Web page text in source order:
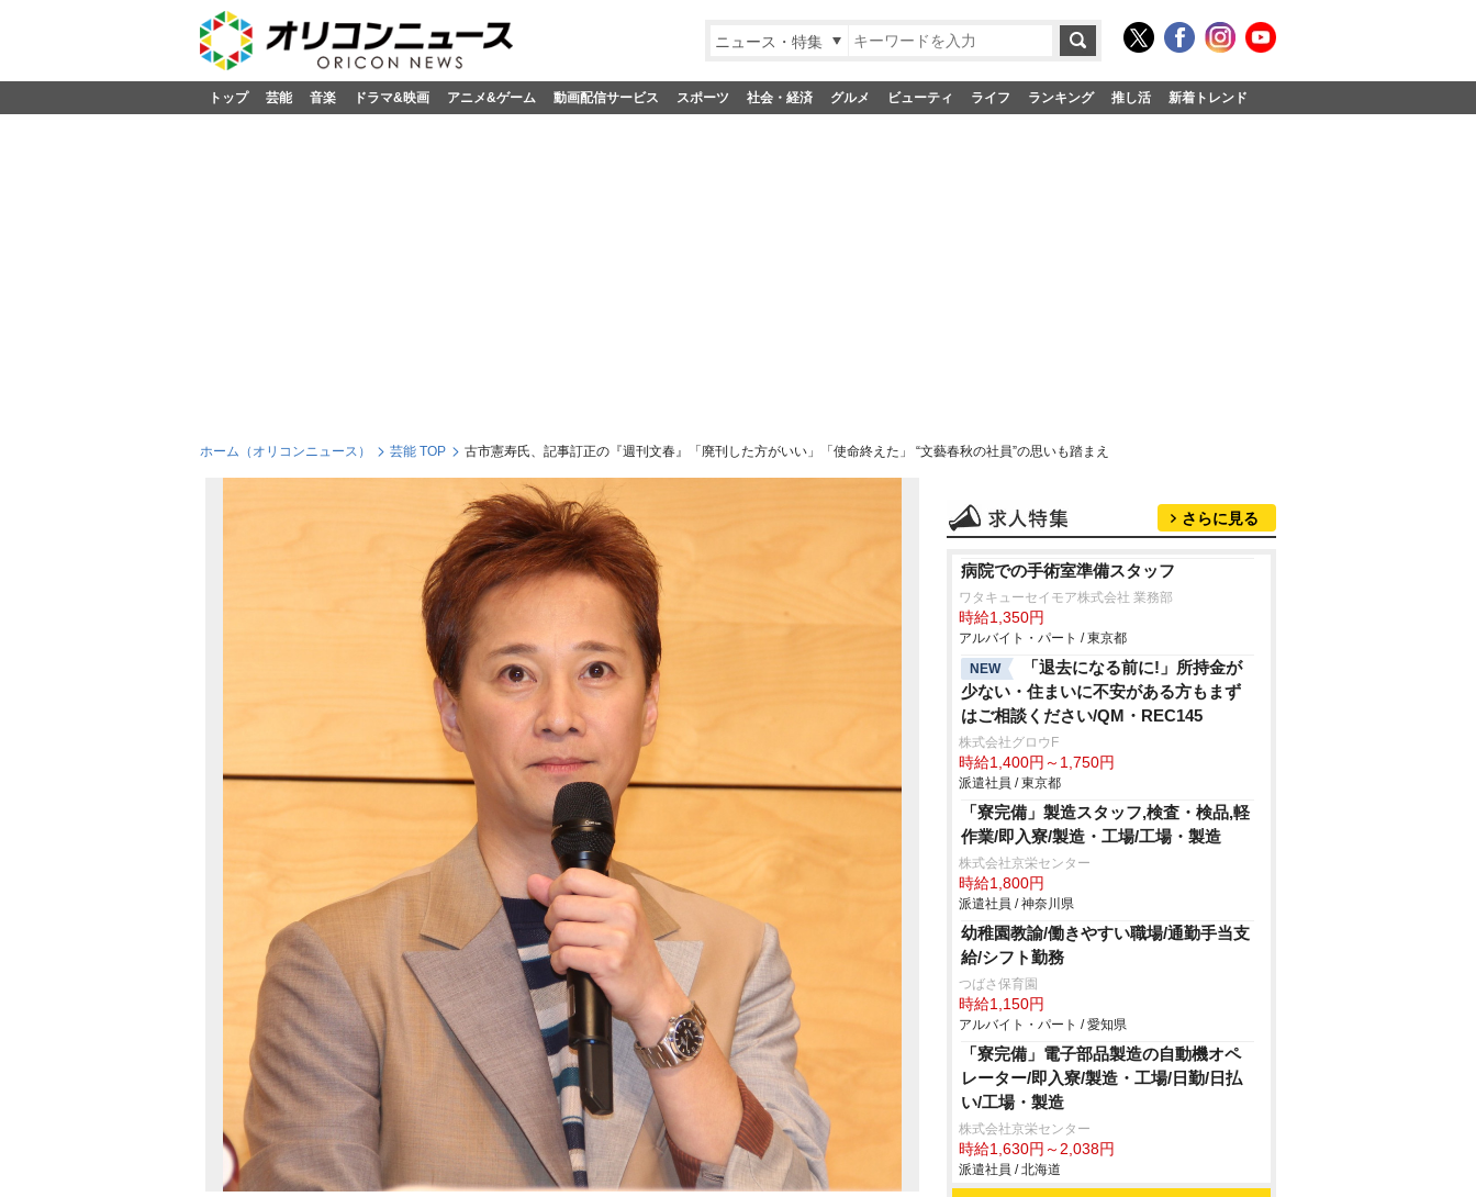
ニュース・特集
トップ 芸能 音楽 ドラマ&映画 アニメ&ゲーム 動画配信サービス スポーツ 社会・経済 グルメ ビューティ ライフ ランキング 推し活 新着トレンド
ホーム（オリコンニュース） 芸能 TOP 古市憲寿氏、記事訂正の『週刊文春』「廃刊した方がいい」「使命終えた」 “文藝春秋の社員”の思いも踏まえ
さらに見る
病院での手術室準備スタッフ
ワタキューセイモア株式会社 業務部
時給1,350円
アルバイト・パート / 東京都
NEW
「退去になる前に!」所持金が
少ない・住まいに不安がある方もまず
はご相談ください/QM・REC145
株式会社グロウF
時給1,400円～1,750円
派遣社員 / 東京都
「寮完備」製造スタッフ,検査・検品,軽
作業/即入寮/製造・工場/工場・製造
株式会社京栄センター
時給1,800円
派遣社員 / 神奈川県
幼稚園教諭/働きやすい職場/通勤手当支
給/シフト勤務
つばさ保育園
時給1,150円
アルバイト・パート / 愛知県
「寮完備」電子部品製造の自動機オペ
レーター/即入寮/製造・工場/日勤/日払
い/工場・製造
株式会社京栄センター
時給1,630円～2,038円
派遣社員 / 北海道